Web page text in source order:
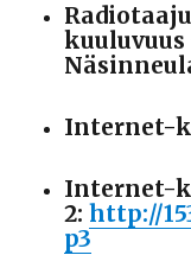
Internet-
Internet-
2:http://
p3